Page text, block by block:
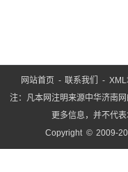
网站首页 -联系我们 - XML
注：凡本网注明来源中华济南
更多信息，并不代
Copyright © 2009-